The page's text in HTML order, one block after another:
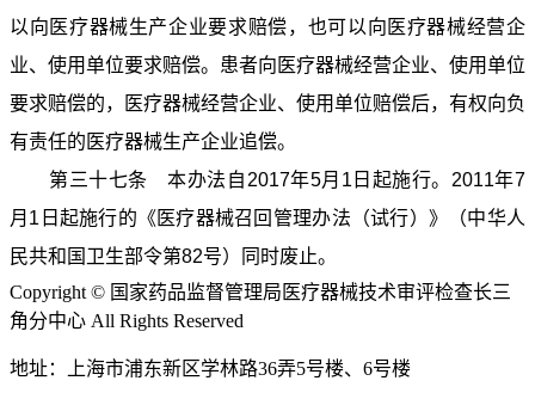
以向医疗器械生产企业要求赔偿，也可以向医疗器械经营企
业、使用单位要求赔偿。患者向医疗器械经营企业、使用单位
要求赔偿的，医疗器械经营企业、使用单位赔偿后，有权向负
有责任的医疗器械生产企业追偿。
第三十七条 本办法自2017年5月1日起施行。2011年7
月1日起施行的《医疗器械召回管理办法（试行）》（中华人
民共和国卫生部令第82号）同时废止。
Copyright © 国家药品监督管理局医疗器械技术审评检查长三
角分中心 All Rights Reserved
地址：上海市浦东新区学林路36弄5号楼、6号楼